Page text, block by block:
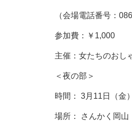
（会場電話番号：
参加費：￥1,000
主催：女たちのおし
＜夜の部＞
時間： 3月11日（金
場所： さんかく岡山